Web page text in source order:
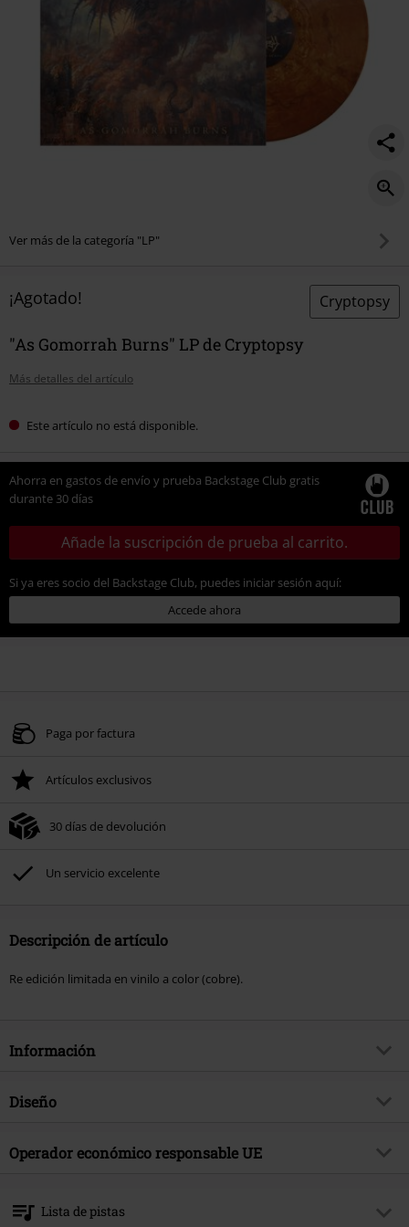
Ver más de la categoría "LP"
¡Agotado! Cryptopsy
"As Gomorrah Burns" LP de Cryptopsy
Más detalles del artículo
Este artículo no está disponible.
Ahorra en gastos de envío y prueba Backstage Club gratis
durante 30 días
Añade la suscripción de prueba al carrito.
Si ya eres socio del Backstage Club, puedes iniciar sesión aquí:
Accede ahora
Paga por factura
Artículos exclusivos
30 días de devolución
Un servicio excelente
Descripción de artículo
Re edición limitada en vinilo a color (cobre).
Información
Artículo no.
Género Musical
Death Metal
Banda
Diseño
Tipo de producto
LP
Operador económico responsable UE
Alter Wandrahm 14
20457 Hamburg
Lista de pistas